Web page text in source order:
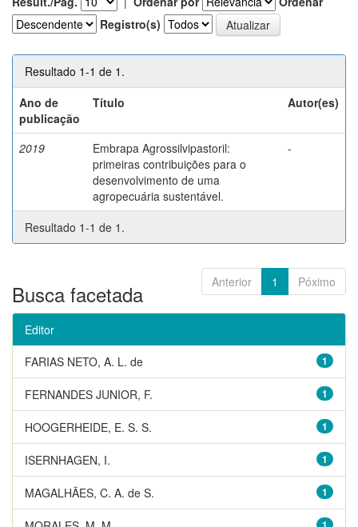
Registro(s)
Resultado 1-1 de 1.
Ano de
publicação
Título Autor(es)
2019
Embrapa Agrossilvipastoril:
primeiras contribuições para o
desenvolvimento de uma
agropecuária sustentável.
-
Resultado 1-1 de 1.
Anterior 1 Póximo
Busca facetada
Editor
1
FARIAS NETO, A. L. de
1
FERNANDES JUNIOR, F.
1
HOOGERHEIDE, E. S. S.
1
ISERNHAGEN, I.
1
MAGALHÃES, C. A. de S.